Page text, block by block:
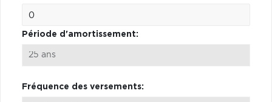
Période d'amortissement:
Fréquence des versements: